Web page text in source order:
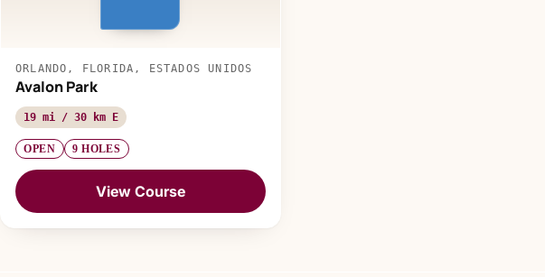
ORLANDO, FLORIDA, ESTADOS UNIDOS
Avalon Park
19 mi / 30 km E
OPEN 9 HOLES
View Course